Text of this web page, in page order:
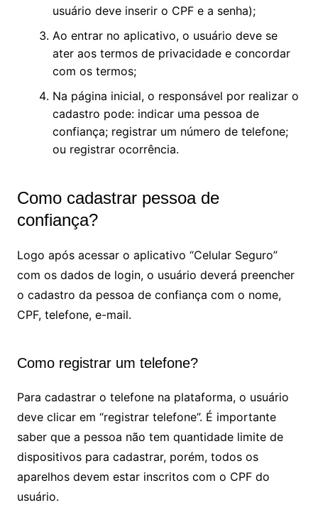
usuário deve inserir o CPF e a senha);
Ao entrar no aplicativo, o usuário deve se
ater aos termos de privacidade e concordar
com os termos;
Na página inicial, o responsável por realizar o
cadastro pode: indicar uma pessoa de
confiança; registrar um número de telefone;
ou registrar ocorrência.
Como cadastrar pessoa de
confiança?
Logo após acessar o aplicativo “Celular Seguro”
com os dados de login, o usuário deverá preencher
o cadastro da pessoa de confiança com o nome,
CPF, telefone, e-mail.
Como registrar um telefone?
Para cadastrar o telefone na plataforma, o usuário
deve clicar em “registrar telefone”. É importante
saber que a pessoa não tem quantidade limite de
dispositivos para cadastrar, porém, todos os
aparelhos devem estar inscritos com o CPF do
usuário.